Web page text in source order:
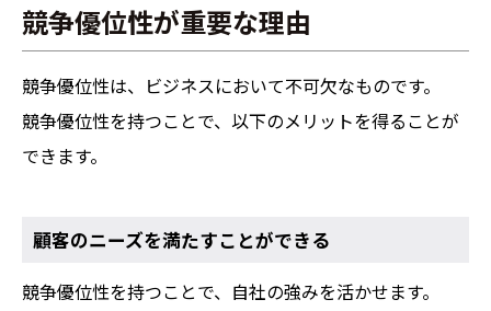
競争優位性が重要な理由
競争優位性は、ビジネスにおいて不可欠なものです。
競争優位性を持つことで、以下のメリットを得ることが
できます。
顧客のニーズを満たすことができる
競争優位性を持つことで、自社の強みを活かせます。